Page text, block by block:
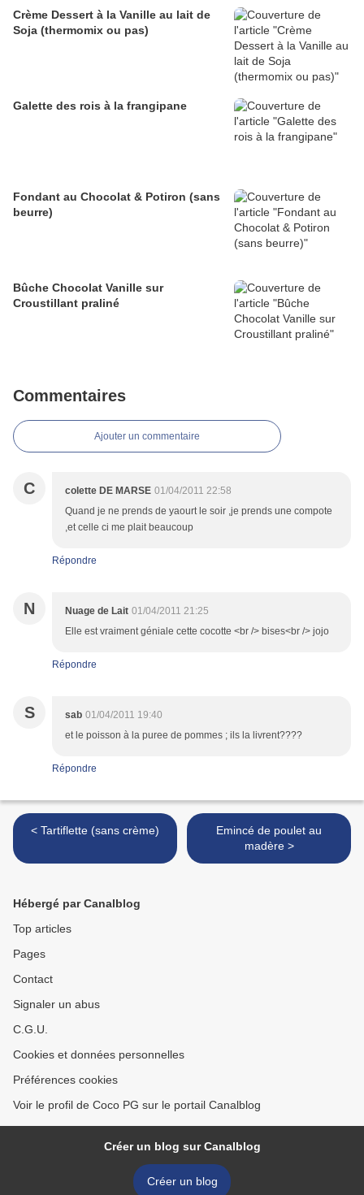
Crème Dessert à la Vanille au lait de
Soja (thermomix ou pas)
Galette des rois à la frangipane
Fondant au Chocolat & Potiron (sans
beurre)
Bûche Chocolat Vanille sur
Croustillant praliné
Commentaires
Ajouter un commentaire
C colette DE MARSE 01/04/2011 22:58
Quand je ne prends de yaourt le soir ,je prends une compote
,et celle ci me plait beaucoup
Répondre
N Nuage de Lait 01/04/2011 21:25
Elle est vraiment géniale cette cocotte <br /> bises<br /> jojo
Répondre
S sab 01/04/2011 19:40
et le poisson à la puree de pommes ; ils la livrent????
Répondre
< Tartiflette (sans crème)
Emincé de poulet au
madère >
Hébergé par Canalblog
Top articles
Pages
Contact
Signaler un abus
C.G.U.
Cookies et données personnelles
Préférences cookies
Voir le profil de Coco PG sur le portail Canalblog
Créer un blog sur Canalblog
Créer un blog